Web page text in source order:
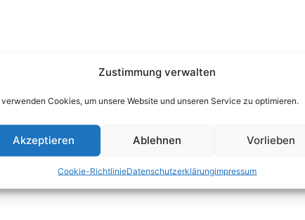
Zustimmung verwalten
verwenden Cookies, um unsere Website und unseren Service zu optimieren.
Akzeptieren Ablehnen Vorlieben
Cookie-RichtlinieDatenschutzerklärungimpressum